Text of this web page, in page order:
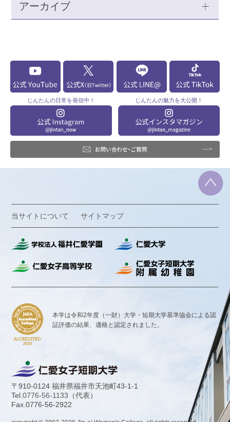
アーカイブ
じんたんの日常を発信中！ じんたんの魅力を大公開！
当サイトについて サイトマップ
本学は令和2年度（一財）大学・短期大学基準協会による認
証評価の結果、適格と認定されました。
〒910-0124 福井県福井市天池町43-1-1
Tel.0776-56-1133 （代表）
Fax.0776-56-2922